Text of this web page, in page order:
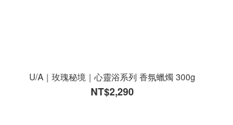
U/A｜玫瑰秘境｜心靈浴系列 香氛蠟燭 300g
NT$2,290